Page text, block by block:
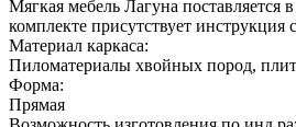
Мягкая мебель Лагуна поставляется
комплекте присутствует инструкция
Материал каркаса:
Пиломатериалы хвойных пород,
Форма:
Прямая